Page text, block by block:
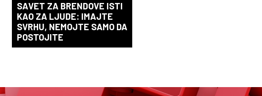
SAVET ZA BRENDOVE ISTI
KAO ZA LJUDE: IMAJTE
SVRHU, NEMOJTE SAMO DA
POSTOJITE